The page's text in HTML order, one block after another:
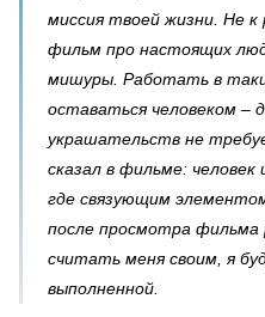
миссия твоей жизни. Не
фильм про настоящих
мишуры. Работать в
оставаться человеком –
украшательств не
сказал в фильме: человек
где связующим
после просмотра
считать меня своим, я
выполненной.